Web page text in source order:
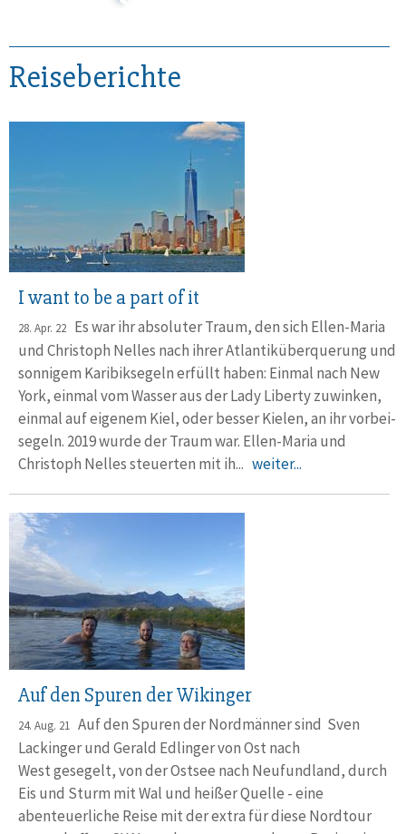
Reiseberichte
I want to be a part of it
28. Apr. 22 Es war ihr absoluter Traum, den sich Ellen-Maria
und Christoph Nelles nach ihrer Atlantik­über­querung und
sonnigem Karibik­segeln erfüllt haben: Einmal nach New
York, einmal vom Wasser aus der Lady Liberty zuwinken,
einmal auf eigenem Kiel, oder besser Kielen, an ihr vorbei­
segeln. 2019 wurde der Traum war. Ellen-Maria und
Christoph Nelles steuerten mit ih... weiter...
Auf den Spuren der Wikinger
24. Aug. 21 Auf den Spuren der Nordmänner sind Sven
Lackinger und Gerald Edlinger von Ost nach
West gesegelt, von der Ostsee nach Neufundland, durch
Eis und Sturm mit Wal und heißer Quelle - eine
abenteuerliche Reise mit der extra für diese Nordtour